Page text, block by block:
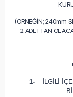
(ÖRNEĞİN; 240mm
2 ADET FAN
1-
İLGİLİ